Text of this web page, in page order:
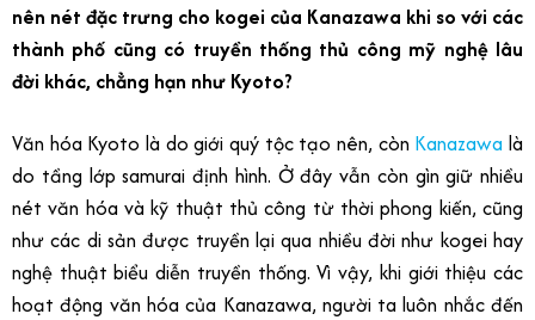
nên nét đặc trưng cho kogei của Kanazawa khi so với các
thành phố cũng có truyền thống thủ công mỹ nghệ lâu
đời khác, chẳng hạn như Kyoto?
Văn hóa Kyoto là do giới quý tộc tạo nên, còn Kanazawa là
do tầng lớp samurai định hình. Ở đây vẫn còn gìn giữ nhiều
nét văn hóa và kỹ thuật thủ công từ thời phong kiến, cũng
như các di sản được truyền lại qua nhiều đời như kogei hay
nghệ thuật biểu diễn truyền thống. Vì vậy, khi giới thiệu các
hoạt động văn hóa của Kanazawa, người ta luôn nhắc đến